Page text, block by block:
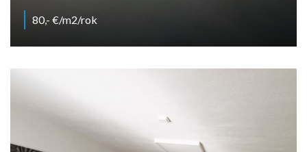
80,- €/m2/rok